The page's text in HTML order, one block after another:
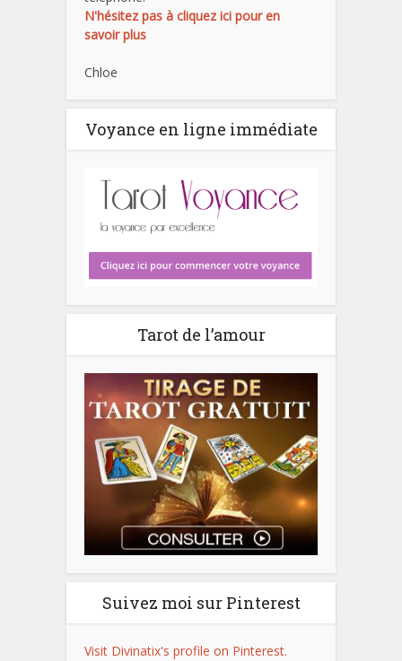
N'hésitez pas à cliquez ici pour en
savoir plus
Chloe
Voyance en ligne immédiate
Tarot de l’amour
Suivez moi sur Pinterest
Visit Divinatix's profile on Pinterest.